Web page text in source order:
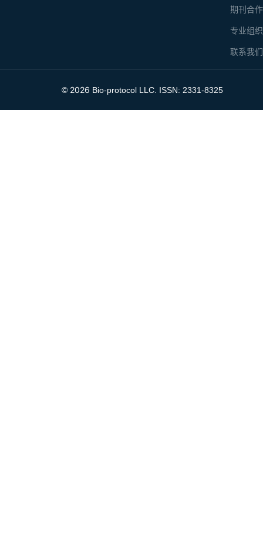
期刊合
专业组
联系我们
© 2026 Bio-protocol LLC. ISSN: 2331-8325